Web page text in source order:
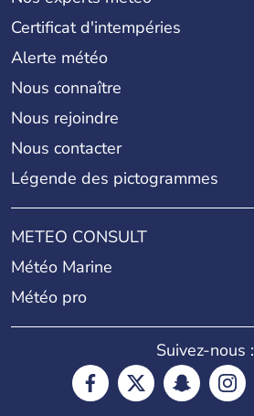
Certificat d'intempéries
Alerte météo
Nous connaître
Nous rejoindre
Nous contacter
Légende des pictogrammes
METEO CONSULT
Météo Marine
Météo pro
Suivez-nous :